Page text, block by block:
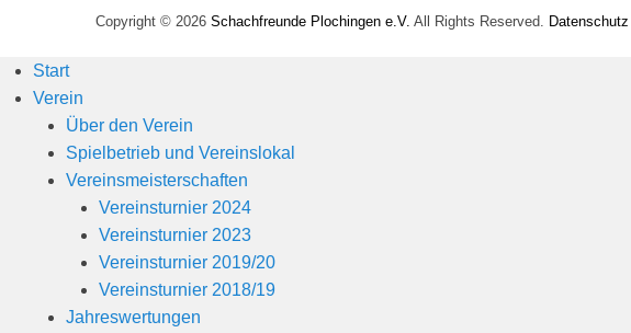
Copyright © 2026 Schachfreunde Plochingen e.V. All Rights Reserved. Datenschutz
Start
Verein
Über den Verein
Spielbetrieb und Vereinslokal
Vereinsmeisterschaften
Vereinsturnier 2024
Vereinsturnier 2023
Vereinsturnier 2019/20
Vereinsturnier 2018/19
Jahreswertungen